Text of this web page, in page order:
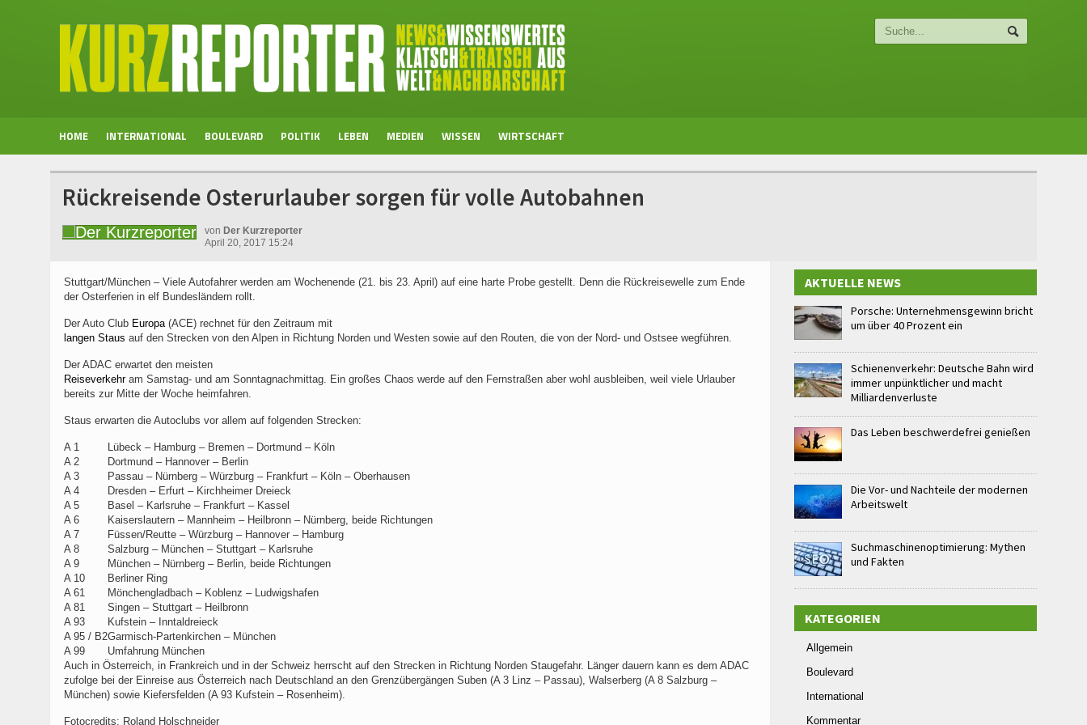
HOME INTERNATIONAL BOULEVARD POLITIK LEBEN MEDIEN WISSEN WIRTSCHAFT
Rückreisende Osterurlauber sorgen für volle Autobahnen
von Der Kurzreporter
April 20, 2017 15:24
Stuttgart/München – Viele Autofahrer werden am Wochenende (21. bis 23. April) auf eine harte Probe gestellt. Denn die Rückreisewelle zum Ende
der Osterferien in elf Bundesländern rollt.
Der Auto Club Europa(ACE) rechnet für den Zeitraum mit
langen Staus auf den Strecken von den Alpen in Richtung Norden und Westen sowie auf den Routen, die von der Nord- und Ostsee wegführen.
Der ADAC erwartet den meisten
Reiseverkehram Samstag- und am Sonntagnachmittag. Ein großes Chaos werde auf den Fernstraßen aber wohl ausbleiben, weil viele Urlauber
bereits zur Mitte der Woche heimfahren.
Staus erwarten die Autoclubs vor allem auf folgenden Strecken:
A 1
Lübeck – Hamburg – Bremen – Dortmund – Köln
A 2
Dortmund – Hannover – Berlin
A 3
Passau – Nürnberg – Würzburg – Frankfurt – Köln – Oberhausen
A 4
Dresden – Erfurt – Kirchheimer Dreieck
A 5
Basel – Karlsruhe – Frankfurt – Kassel
A 6
Kaiserslautern – Mannheim – Heilbronn – Nürnberg, beide Richtungen
A 7
Füssen/Reutte – Würzburg – Hannover – Hamburg
A 8
Salzburg – München – Stuttgart – Karlsruhe
A 9
München – Nürnberg – Berlin, beide Richtungen
A 10
Berliner Ring
A 61
Mönchengladbach – Koblenz – Ludwigshafen
A 81
Singen – Stuttgart – Heilbronn
A 93
Kufstein – Inntaldreieck
A 95 / B2Garmisch-Partenkirchen – München
A 99
Umfahrung München
Auch in Österreich, in Frankreich und in der Schweiz herrscht auf den Strecken in Richtung Norden Staugefahr. Länger dauern kann es dem ADAC
zufolge bei der Einreise aus Österreich nach Deutschland an den Grenzübergängen Suben (A 3 Linz – Passau), Walserberg (A 8 Salzburg –
München) sowie Kiefersfelden (A 93 Kufstein – Rosenheim).
Fotocredits: Roland Holschneider
AKTUELLE NEWS
Porsche: Unternehmensgewinn bricht
um über 40 Prozent ein
Schienenverkehr: Deutsche Bahn wird
immer unpünktlicher und macht
Milliardenverluste
Das Leben beschwerdefrei genießen
Die Vor- und Nachteile der modernen
Arbeitswelt
Suchmaschinenoptimierung: Mythen
und Fakten
KATEGORIEN
Allgemein
Boulevard
International
Kommentar